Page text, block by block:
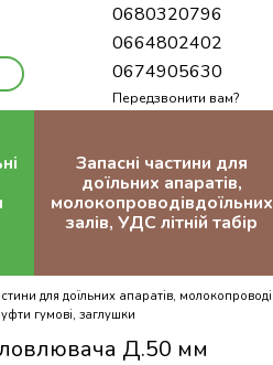
0680320796
0664802402
0674905630
Передзвонити вам?
Запасні частини для
доїльних апаратів,
молокопроводівдоїльних
залів, УДС літній табір
для доїльних апаратів,
гумові, заглушки
Д.50 мм